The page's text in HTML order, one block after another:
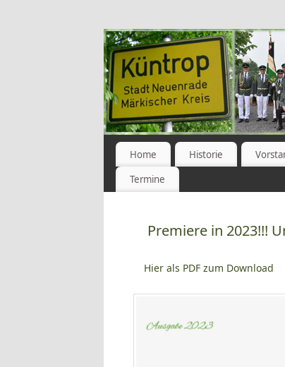
Home Historie
Termine
Premiere in 2023!!!
Hier als PDF zum Download